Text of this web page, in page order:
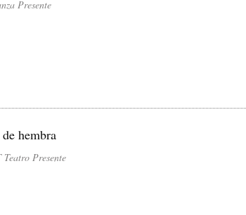
Presente
hembra
Presente